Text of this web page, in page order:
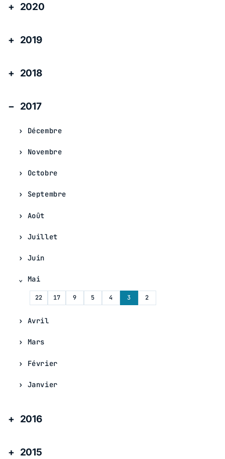
2020
2019
2018
2017
Décembre
Novembre
Octobre
Septembre
Août
Juillet
Juin
Mai
22 17 9 5 4 3 2
Avril
Mars
Février
Janvier
2016
2015